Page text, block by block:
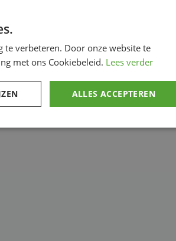
verbeteren. Door onze website te
met ons Cookiebeleid. Lees verder
ALLES ACCEPTEREN